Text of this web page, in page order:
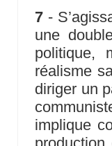
7 -
une
politique,
réalisme
diriger un
implique